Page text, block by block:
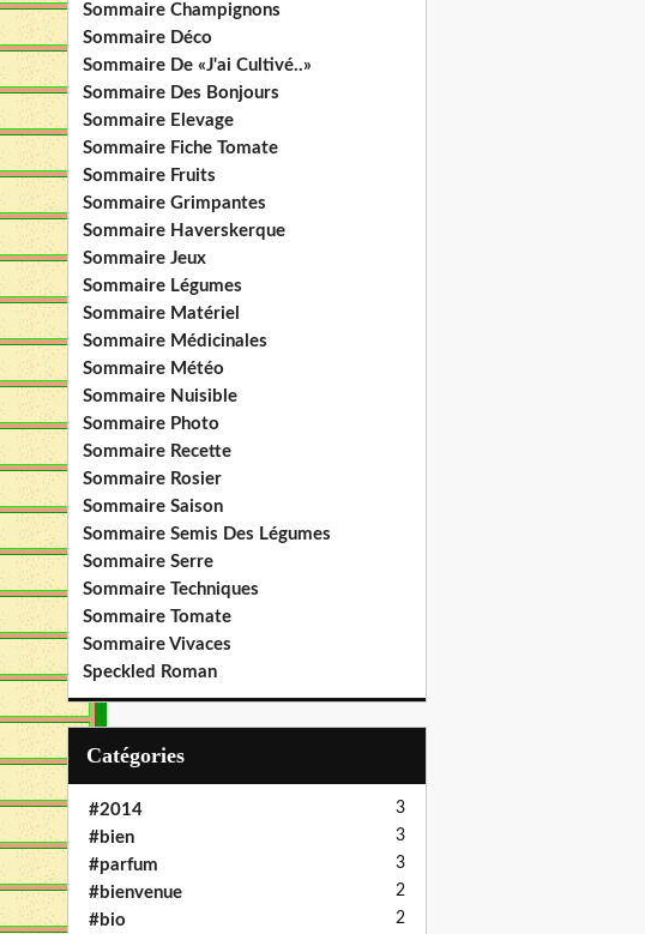
Sommaire Champignons
Sommaire Déco
Sommaire De «J'ai Cultivé..»
Sommaire Des Bonjours
Sommaire Elevage
Sommaire Fiche Tomate
Sommaire Fruits
Sommaire Grimpantes
Sommaire Haverskerque
Sommaire Jeux
Sommaire Légumes
Sommaire Matériel
Sommaire Médicinales
Sommaire Météo
Sommaire Nuisible
Sommaire Photo
Sommaire Recette
Sommaire Rosier
Sommaire Saison
Sommaire Semis Des Légumes
Sommaire Serre
Sommaire Techniques
Sommaire Tomate
Sommaire Vivaces
Speckled Roman
Catégories
#2014 3
#bien 3
#parfum 3
#bienvenue 2
#bio 2